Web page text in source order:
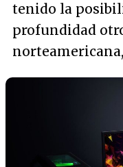
tenido la
profundidad